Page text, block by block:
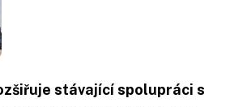
stávající spolupráci s